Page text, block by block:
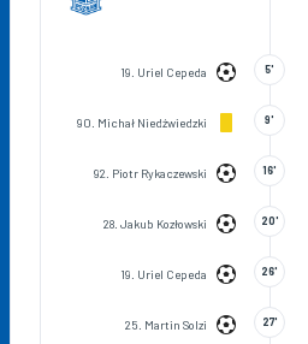
19. Uriel Cepeda 5'
90. Michał Niedźwiedzki 9'
92. Piotr Rykaczewski 16'
28. Jakub Kozłowski 20'
19. Uriel Cepeda 26'
25. Martin Solzi 27'